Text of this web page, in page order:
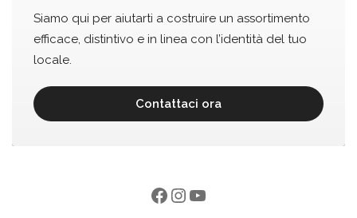
Siamo qui per aiutarti a costruire un assortimento
efficace, distintivo e in linea con l’identità del tuo
locale.
Contattaci ora
Facebook
Instagram
YouTube